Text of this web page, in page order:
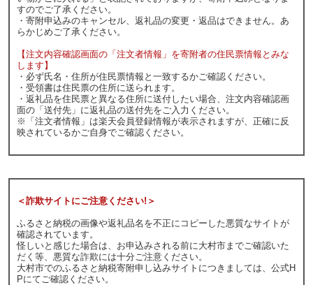
すのでご了承ください。
・寄附申込みのキャンセル、返礼品の変更・返品はできません。あ
らかじめご了承ください。
【注文内容確認画面の「注文者情報」を寄附者の住民票情報とみな
します】
・必ず氏名・住所が住民票情報と一致するかご確認ください。
・受領書は住民票の住所に送られます。
・返礼品を住民票と異なる住所に送付したい場合、注文内容確認画
面の「送付先」に返礼品の送付先をご入力ください。
※「注文者情報」は楽天会員登録情報が表示されますが、正確に反
映されているかご自身でご確認ください。
＜詐欺サイトにご注意ください!＞
ふるさと納税の画像や返礼品名を不正にコピーした悪質なサイトが
確認されています。
怪しいと感じた場合は、お申込みされる前に大村市までご確認いた
だく等、悪質な詐欺には十分ご注意ください。
大村市でのふるさと納税寄附申し込みサイトにつきましては、公式H
Pにてご確認ください。